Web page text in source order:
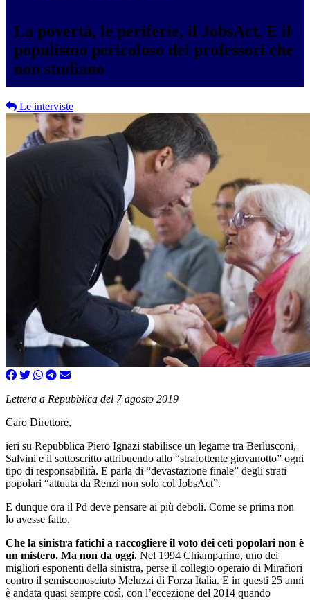
La povertà, le periferie, il JobsAct. E il
populismo pericoloso dei professori che
non studiano
Le interviste
Lettera a Repubblica del 7 agosto 2019
Caro Direttore,
ieri su Repubblica Piero Ignazi stabilisce un legame tra Berlusconi,
Salvini e il sottoscritto attribuendo allo “strafottente giovanotto” ogni
tipo di responsabilità. E parla di “devastazione finale” degli strati
popolari “attuata da Renzi non solo col JobsAct”.
E dunque ora il Pd deve pensare ai più deboli. Come se prima non
lo avesse fatto.
Che la sinistra fatichi a raccogliere il voto dei ceti popolari non è
un mistero. Ma non da oggi. Nel 1994 Chiamparino, uno dei
migliori esponenti della sinistra, perse il collegio operaio di Mirafiori
contro il semisconosciuto Meluzzi di Forza Italia. E in questi 25 anni
è andata quasi sempre così, con l’eccezione del 2014 quando